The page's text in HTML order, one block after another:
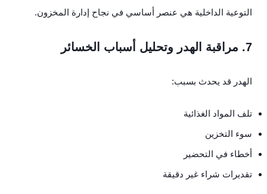
التوعية الداخلية هي عنصر أساسي في نجاح إدارة المخزون.
7. مراقبة الهدر وتحليل أسباب الخسائر
الهدر قد يحدث بسبب:
تلف المواد الغذائية
سوء التخزين
أخطاء في التحضير
تقديرات شراء غير دقيقة